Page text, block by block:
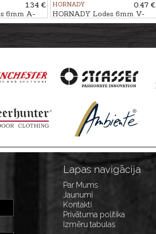
1.34 €
6mm A-
110gr
HORNADY
0.47 €
HORNADY Lodes 6mm V-
MAX 5,6g/87gr
Lapas navigācija
Par Mums
Jaunumi
Kontakti
Privātuma politika
Izmēru tabulas